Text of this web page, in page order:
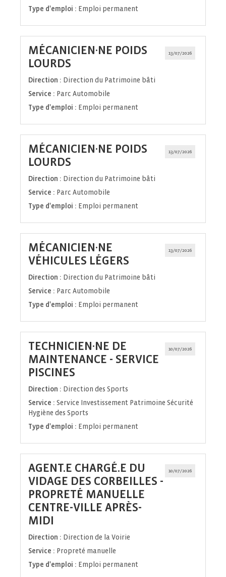
Type d'emploi : Emploi permanent
13/07/2026
MÉCANICIEN·NE POIDS
LOURDS
fenêtre)
Direction : Direction du Patrimoine bâti
Service : Parc Automobile
Type d'emploi : Emploi permanent
13/07/2026
MÉCANICIEN·NE POIDS
LOURDS
fenêtre)
Direction : Direction du Patrimoine bâti
Service : Parc Automobile
Type d'emploi : Emploi permanent
13/07/2026
MÉCANICIEN·NE
VÉHICULES LÉGERS
fenêtre)
Direction : Direction du Patrimoine bâti
Service : Parc Automobile
Type d'emploi : Emploi permanent
10/07/2026
TECHNICIEN·NE DE
MAINTENANCE - SERVICE
PISCINES
fenêtre)
Direction : Direction des Sports
Service : Service Investissement Patrimoine Sécurité
Hygiène des Sports
Type d'emploi : Emploi permanent
10/07/2026
AGENT.E CHARGÉ.E DU
VIDAGE DES CORBEILLES -
PROPRETÉ MANUELLE
CENTRE-VILLE APRÈS-
MIDI
fenêtre)
Direction : Direction de la Voirie
Service : Propreté manuelle
Type d'emploi : Emploi permanent